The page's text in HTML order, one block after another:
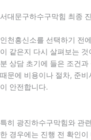
서대문구하수구막힘 최종
인천흥신소를 선택하기 전
이 같은지 다시 살펴보는
분 상담 초기에 들은 조건
때문에 비용이나 절차, 준
이 안전합니다.
특히 광진하수구막힘와 관
한 경우에는 진행 전 확인